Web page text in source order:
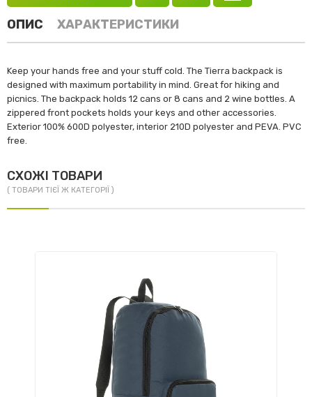
ОПИС ХАРАКТЕРИСТИКИ
Keep your hands free and your stuff cold. The Tierra backpack is
designed with maximum portability in mind. Great for hiking and
picnics. The backpack holds 12 cans or 8 cans and 2 wine bottles. A
zippered front pockets holds your keys and other accessories.
Exterior 100% 600D polyester, interior 210D polyester and PEVA. PVC
free.
СХОЖІ ТОВАРИ
( ТОВАРИ ТІЄЇ Ж КАТЕГОРІЇ )